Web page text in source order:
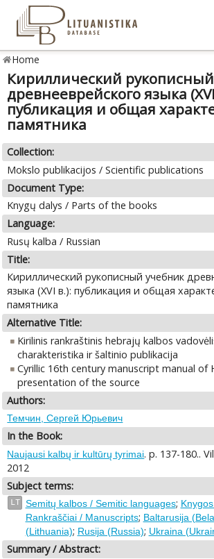
Home
Кириллический
древнееврейского языка
публикация и общая
памятника
Collection:
Mokslo publikacijos / Scientific publications
Document Type:
Knygų dalys / Parts of the books
Language:
Rusų kalba / Russian
Title:
Кириллический рукописный учебник
языка (XVI в.): публикация и общая
памятника
Alternative Title:
Kirilinis rankraštinis hebrajų kalbos
charakteristika ir šaltinio publikacija
Cyrillic 16th century manuscript manual of
presentation of the source
Authors:
Темчин, Сергей Юрьевич
In the Book:
Naujausi kalbų ir kultūrų tyrimai. p. 137-180..
2012
Subject terms:
LT Semitų kalbos / Semitic languages;
Rankraščiai / Manuscripts; Baltarusija
(Lithuania); Rusija (Russia); Ukraina
Summary / Abstract: